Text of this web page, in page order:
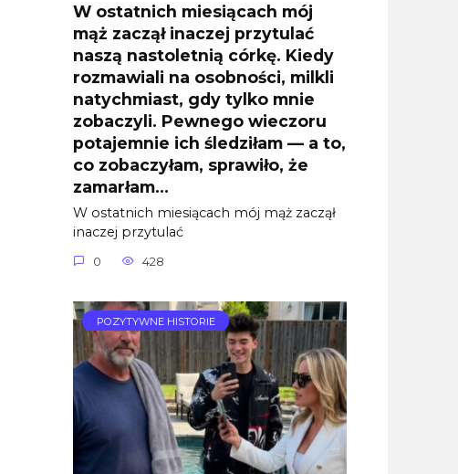
W ostatnich miesiącach mój
mąż zaczął inaczej przytulać
naszą nastoletnią córkę. Kiedy
rozmawiali na osobności, milkli
natychmiast, gdy tylko mnie
zobaczyli. Pewnego wieczoru
potajemnie ich śledziłam — a to,
co zobaczyłam, sprawiło, że
zamarłam…
W ostatnich miesiącach mój mąż zaczął
inaczej przytulać
0 428
POZYTYWNE HISTORIE